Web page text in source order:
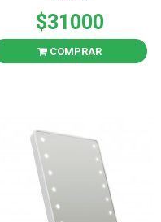
$31000
COMPRAR